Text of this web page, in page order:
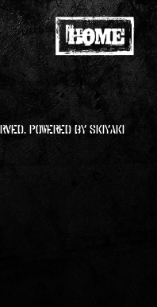
Powered by SKIYAKI